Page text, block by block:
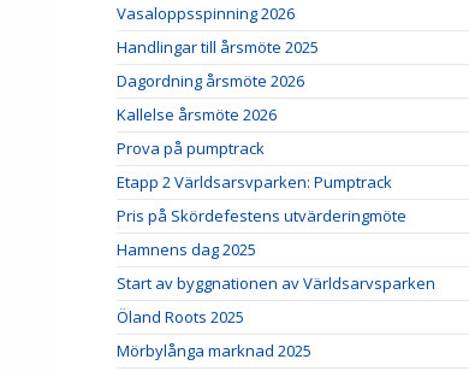
Vasaloppsspinning 2026
Handlingar till årsmöte 2025
Dagordning årsmöte 2026
Kallelse årsmöte 2026
Prova på pumptrack
Etapp 2 Världsarsvparken: Pumptrack
Pris på Skördefestens utvärderingmöte
Hamnens dag 2025
Start av byggnationen av Världsarvsparken
Öland Roots 2025
Mörbylånga marknad 2025